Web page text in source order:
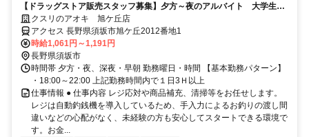
【ドラッグストア販売スタッフ募集】夕方～夜のアルバイト 大学生、
Wワーク歓迎‼
クスリのアオキ 旭ケ丘店
アクセス 長野県須坂市旭ケ丘2012番地1
時給1,061円～1,191円
長野県須坂市
時間帯 夕方・夜、深夜・早朝 勤務曜日・時間 【基本勤務パターン】
・18:00～22:00 上記勤務時間内で１日3Ｈ以上
仕事情報 ● 仕事内容 レジ応対や商品補充、清掃等をお任せします。
レジは自動釣銭機を導入しているため、手入力によるお釣りの渡し間
違いなどの心配がなく、未経験の方も安心してスタートできる環境で
す。お金...